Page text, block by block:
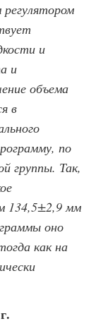
и
и
объема
в
по
группы. Так,
134,5±2,9 мм
оно
как на